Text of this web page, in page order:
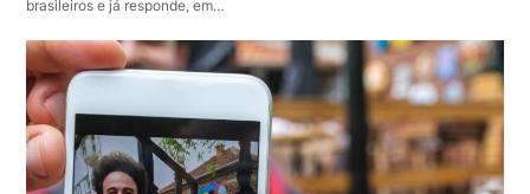
brasileiros e já responde, em…